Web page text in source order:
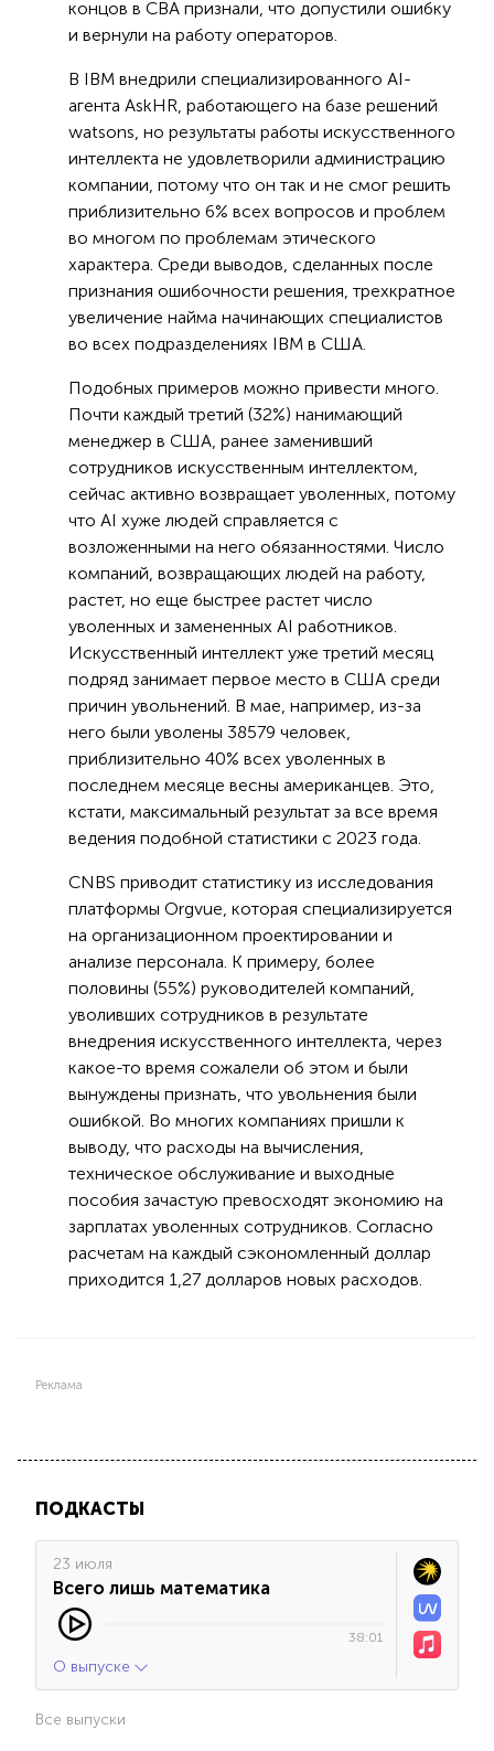
концов в СВА признали, что допустили ошибку
и вернули на работу операторов.
В IBM внедрили специализированного AI-
агента AskHR, работающего на базе решений
watsons, но результаты работы искусственного
интеллекта не удовлетворили администрацию
компании, потому что он так и не смог решить
приблизительно 6% всех вопросов и проблем
во многом по проблемам этического
характера. Среди выводов, сделанных после
признания ошибочности решения, трехкратное
увеличение найма начинающих специалистов
во всех подразделениях IBM в США.
Подобных примеров можно привести много.
Почти каждый третий (32%) нанимающий
менеджер в США, ранее заменивший
сотрудников искусственным интеллектом,
сейчас активно возвращает уволенных, потому
что AI хуже людей справляется с
возложенными на него обязанностями. Число
компаний, возвращающих людей на работу,
растет, но еще быстрее растет число
уволенных и замененных AI работников.
Искусственный интеллект уже третий месяц
подряд занимает первое место в США среди
причин увольнений. В мае, например, из-за
него были уволены 38579 человек,
приблизительно 40% всех уволенных в
последнем месяце весны американцев. Это,
кстати, максимальный результат за все время
ведения подобной статистики с 2023 года.
CNBS приводит статистику из исследования
платформы Orgvue, которая специализируется
на организационном проектировании и
анализе персонала. К примеру, более
половины (55%) руководителей компаний,
уволивших сотрудников в результате
внедрения искусственного интеллекта, через
какое-то время сожалели об этом и были
вынуждены признать, что увольнения были
ошибкой. Во многих компаниях пришли к
выводу, что расходы на вычисления,
техническое обслуживание и выходные
пособия зачастую превосходят экономию на
зарплатах уволенных сотрудников. Согласно
расчетам на каждый сэкономленный доллар
приходится 1,27 долларов новых расходов.
Реклама
ПОДКАСТЫ
23 июля
Всего лишь математика
38:01
О выпуске
Все выпуски